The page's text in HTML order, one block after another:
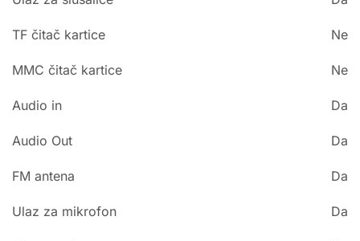
TF čitač kartice Ne
MMC čitač kartice Ne
Audio in Da
Audio Out Da
FM antena Da
Ulaz za mikrofon Da